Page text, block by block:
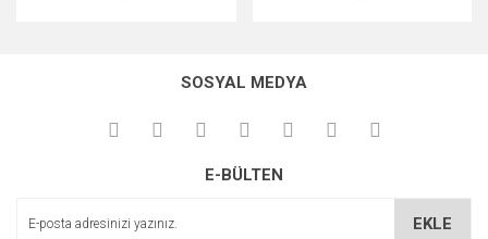
SOSYAL MEDYA
E-BÜLTEN
EKLE